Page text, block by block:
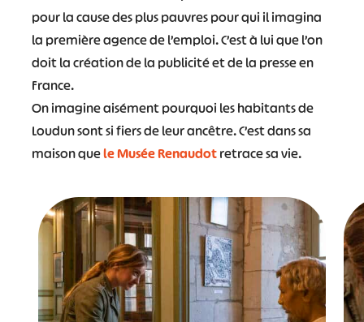
pour la cause des plus pauvres pour qui il imagina
la première agence de l’emploi. C’est à lui que l’on
doit la création de la publicité et de la presse en
France.
On imagine aisément pourquoi les habitants de
Loudun sont si fiers de leur ancêtre. C’est dans sa
maison quele Musée Renaudotretrace sa vie.